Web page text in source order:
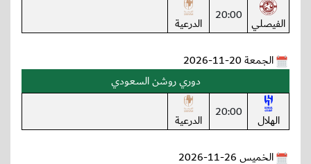
الفيصلي 20:00 الدرعية
الجمعة 20-11-2026
دوري روشن السعودي
الهلال 20:00 الدرعية
الخميس 26-11-2026